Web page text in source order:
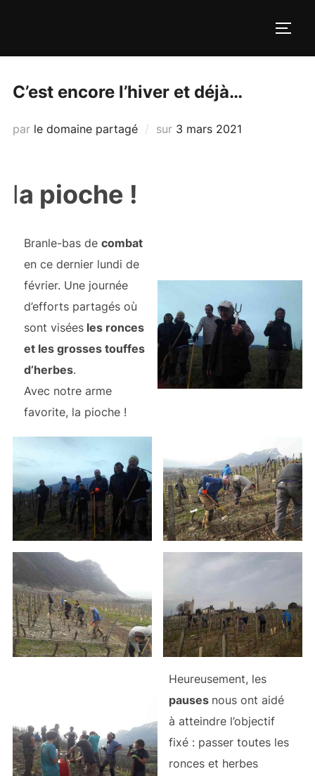
C’est encore l’hiver et déjà…
par le domaine partagé sur Publié
3 mars 2021
la pioche !
Branle-bas decombat
en ce dernier lundi de
février. Une journée
d’efforts partagés où
sont visées les ronces
et les grosses touffes
d’herbes.
Avec notre arme
favorite, la pioche !
Heureusement, les
pauses nous ont aidé
à atteindre l’objectif
fixé : passer toutes les
ronces et herbes